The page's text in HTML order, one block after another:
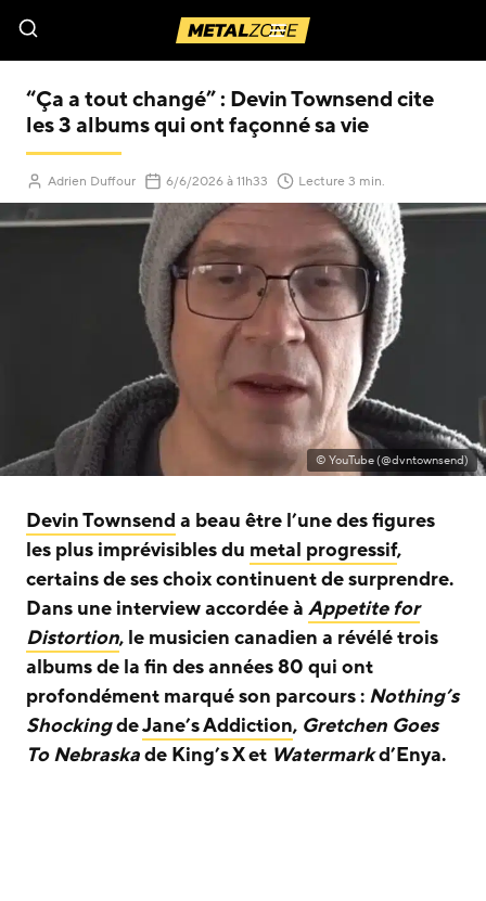
Menu
“Ça a tout changé” : Devin Townsend cite
les 3 albums qui ont façonné sa vie
Adrien Duffour 6/6/2026(Mis à jour le )
à 11h33 Lecture 3 min.
© YouTube (@dvntownsend)
Devin Townsend a beau être l’une des figures
les plus imprévisibles du metal progressif,
certains de ses choix continuent de surprendre.
Dans une interview accordée à Appetite for
Distortion, le musicien canadien a révélé trois
albums de la fin des années 80 qui ont
profondément marqué son parcours : Nothing’s
ShockingdeJane’s Addiction, Gretchen Goes
To Nebraskade King’s X et Watermarkd’Enya.